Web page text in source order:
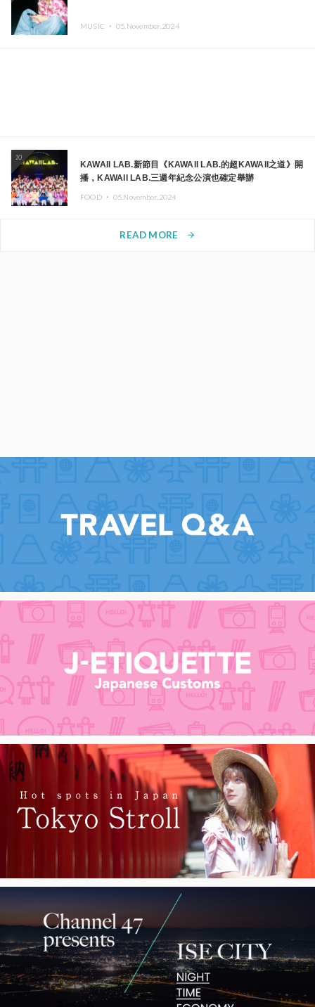
MUSIC ・ 05.November.2024
10
KAWAII LAB.新節目《KAWAII LAB.的超KAWAII之道》開
播，KAWAII LAB.三週年紀念公演也確定舉辦
FOOD ・ 05.November.2024
READ MORE arrow_forward